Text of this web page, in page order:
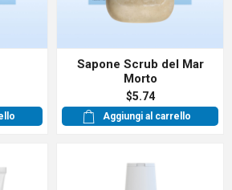
Sapone Scrub del Mar
Morto
$5.74
Aggiungi al carrello